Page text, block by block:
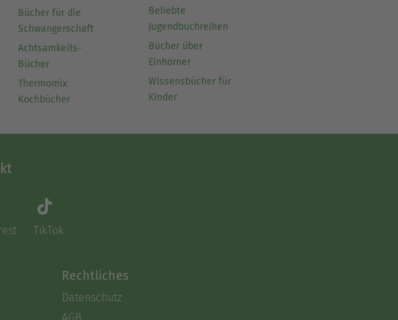
Bücher für die
Schwangerschaft
Achtsamkeits-
Bücher
Thermomix
Kochbücher
Beliebte
Jugendbuchreihen
Bücher über
Einhörner
Wissensbücher für
Kinder
TikTok
Rechtliches
Datenschutz
AGB